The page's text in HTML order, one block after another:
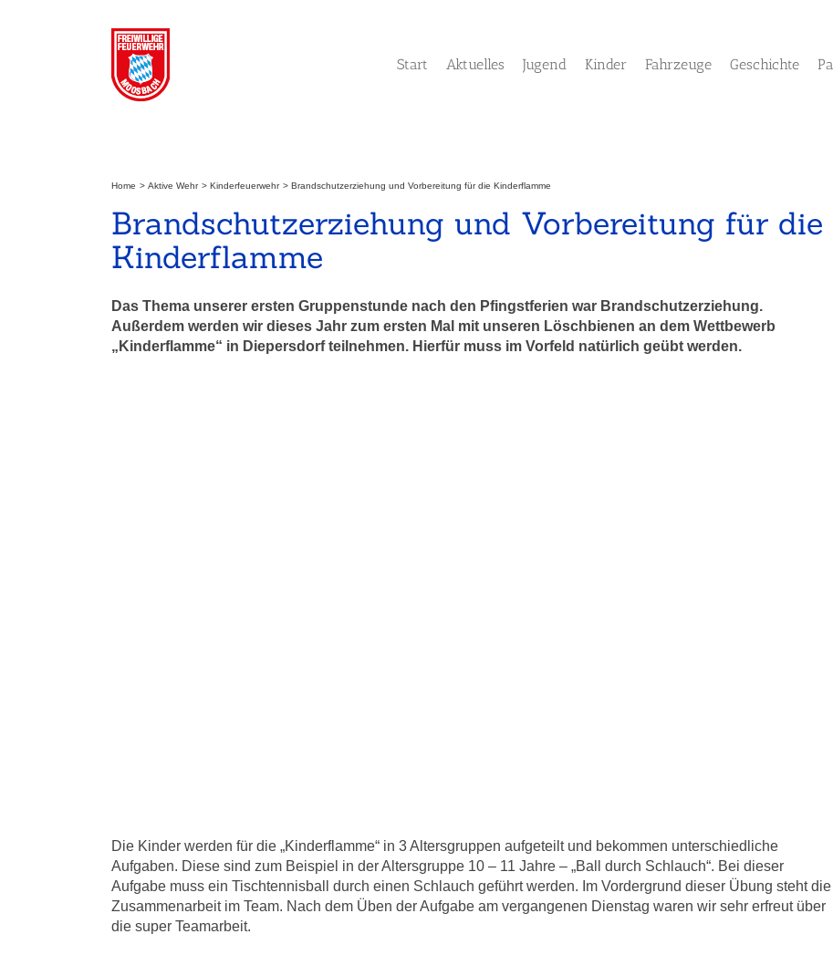
Start Aktuelles Jugend Kinder Fahrzeuge Geschichte
Home Aktive Wehr Kinderfeuerwehr Brandschutzerziehung und Vorbereitung für die Kinderflamme
Brandschutzerziehung und Vorbereitung für die
Kinderflamme
Das Thema unserer ersten Gruppenstunde nach den Pfingstferien war Brandschutzerziehung.
Außerdem werden wir dieses Jahr zum ersten Mal mit unseren Löschbienen an dem Wettbewerb
„Kinderflamme“ in Diepersdorf teilnehmen. Hierfür muss im Vorfeld natürlich geübt werden.
Die Kinder werden für die „Kinderflamme“ in 3 Altersgruppen aufgeteilt und bekommen unterschiedliche
Aufgaben. Diese sind zum Beispiel in der Altersgruppe 10 – 11 Jahre – „Ball durch Schlauch“. Bei dieser
Aufgabe muss ein Tischtennisball durch einen Schlauch geführt werden. Im Vordergrund dieser Übung steht die
Zusammenarbeit im Team. Nach dem Üben der Aufgabe am vergangenen Dienstag waren wir sehr erfreut über
die super Teamarbeit.